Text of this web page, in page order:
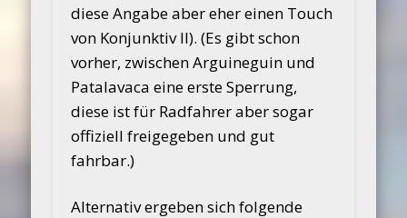
diese Angabe aber eher einen Touch
von Konjunktiv II). (Es gibt schon
vorher, zwischen Arguineguin und
Patalavaca eine erste Sperrung,
diese ist für Radfahrer aber sogar
offiziell freigegeben und gut
fahrbar.)
Alternativ ergeben sich folgende